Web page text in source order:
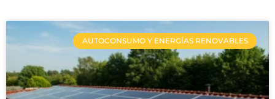
AUTOCONSUMO Y ENERGÍAS RENOVABLES